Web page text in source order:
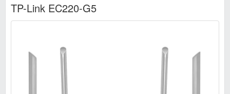
TP-Link EC220-G5